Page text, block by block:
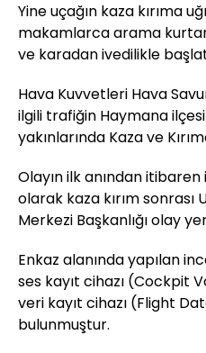
Yine uçağın kaza kırıma
makamlarca arama
ve karadan ivedilikle
Hava Kuvvetleri Hava
ilgili trafiğin Haymana
yakınlarında Kaza ve
Olayın ilk anından
olarak kaza kırım sonrası
Merkezi Başkanlığı olay
Enkaz alanında yapılan
ses kayıt cihazı (Cockpit
veri kayıt cihazı (Flight
bulunmuştur.